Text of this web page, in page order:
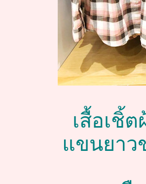
เสื้อเชิ้
แขนยาว